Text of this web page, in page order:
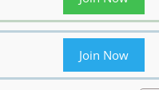
Join Now
Join Now